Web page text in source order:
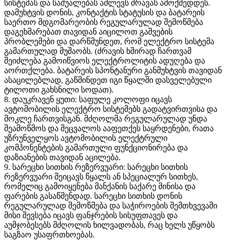
სისტემას და საშუალებას აძლევს ძრავას ამოქმედდეს.
დამუხტვის დონის, კონტაქტის სტატუსის და ბატარეის
საერთო მდგომარეობის რეგულარულად შემოწმება
დაგეხმარებათ თავიდან აიცილოთ გაშვების
პრობლემები და დარწმუნდეთ, რომ ელექტრო სისტემა
გამართულად მუშაობს. (ძრავის ხშირად ჩართვამ
შეიძლება გამოიწვიოს ელექტროლიტის ადუღება და
აორთქლება. ბატარეის სპონტანური განმუხტვის თავიდან
ასაცილებლად, გაწმინდეთ იგი წყალში დასველებული
ტილოთი გახსნილი სოდათ).
8. დაუკრავენ ყუთი: საფულე კოლოფი იცავს
ავტომობილის ელექტრო სისტემებს გადატვირთვისა და
მოკლე ჩართვისგან. მძღოლმა რეგულარულად უნდა
შეამოწმოს და შეცვალოს ააფეთქეს საყრდენები, რათა
უზრუნველყოს ავტომობილის ელექტრული
კომპონენტების გამართული ფუნქციონირება და
დაზიანების თავიდან აცილება.
9. სარეცხი სითხის რეზერვუარი: სარეცხი სითხის
რეზერვუარი შეიცავს წყალს ან სპეციალურ სითხეს,
რომელიც გამოიყენება მანქანის საქარე მინისა და
ფარების გასაწმენდად. სარეცხი სითხის დონის
რეგულარულად შემოწმება და საჭიროების შემთხვევაში
მისი შევსება იცავს ფანჯრების სისუფთავეს და
აუმჯობესებს მძღოლის ხილვადობას, რაც ხელს უწყობს
საგზაო უსაფრთხოებას.